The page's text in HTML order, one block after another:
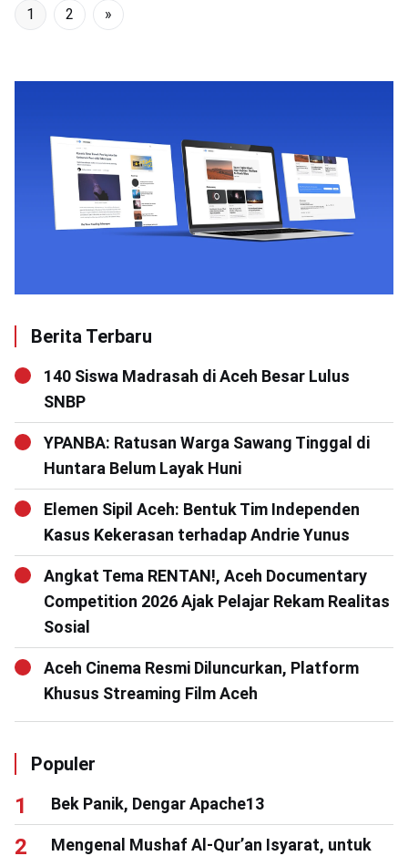
1 2 »
Berita Terbaru
140 Siswa Madrasah di Aceh Besar Lulus
SNBP
YPANBA: Ratusan Warga Sawang Tinggal di
Huntara Belum Layak Huni
Elemen Sipil Aceh: Bentuk Tim Independen
Kasus Kekerasan terhadap Andrie Yunus
Angkat Tema RENTAN!, Aceh Documentary
Competition 2026 Ajak Pelajar Rekam Realitas
Sosial
Aceh Cinema Resmi Diluncurkan, Platform
Khusus Streaming Film Aceh
Populer
Bek Panik, Dengar Apache13
Mengenal Mushaf Al-Qur’an Isyarat, untuk